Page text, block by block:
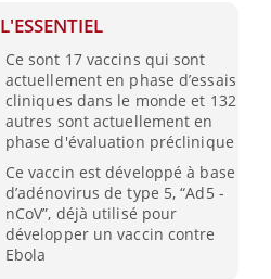
L'ESSENTIEL
Ce sont 17 vaccins qui sont
actuellement en phase d’essais
cliniques dans le monde et 132
autres sont actuellement en
phase d'évaluation préclinique
Ce vaccin est développé à base
d’adénovirus de type 5, “Ad5 -
nCoV”, déjà utilisé pour
développer un vaccin contre
Ebola